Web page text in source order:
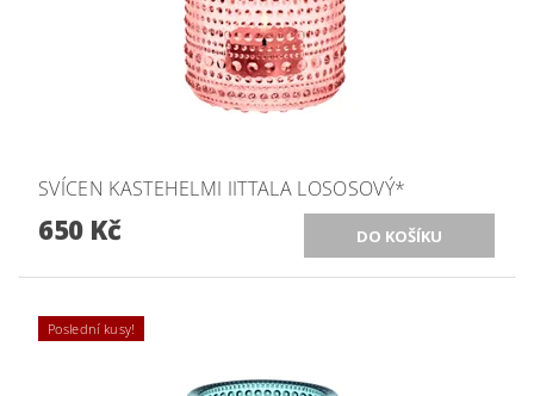
SVÍCEN KASTEHELMI IITTALA LOSOSOVÝ*
650 Kč
Poslední kusy!